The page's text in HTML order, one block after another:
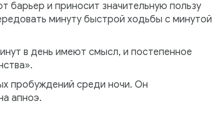
барьер и приносит значительную пользу
минуту быстрой ходьбы с минутой
в день имеют смысл, и постепенное
пробуждений среди ночи. Он
апноэ.